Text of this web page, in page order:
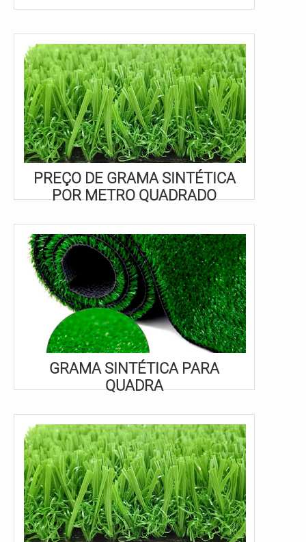
PREÇO DE GRAMA SINTÉTICA
POR METRO QUADRADO
GRAMA SINTÉTICA PARA
QUADRA